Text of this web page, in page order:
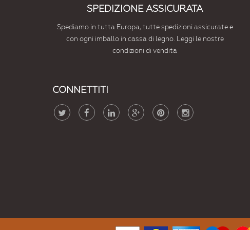
SPEDIZIONE ASSICURATA
Spediamo in tutta Europa, tutte spedizioni assicurate e
con ogni imballo in cassa di legno. Leggi le nostre
condizioni di vendita
CONNETTITI